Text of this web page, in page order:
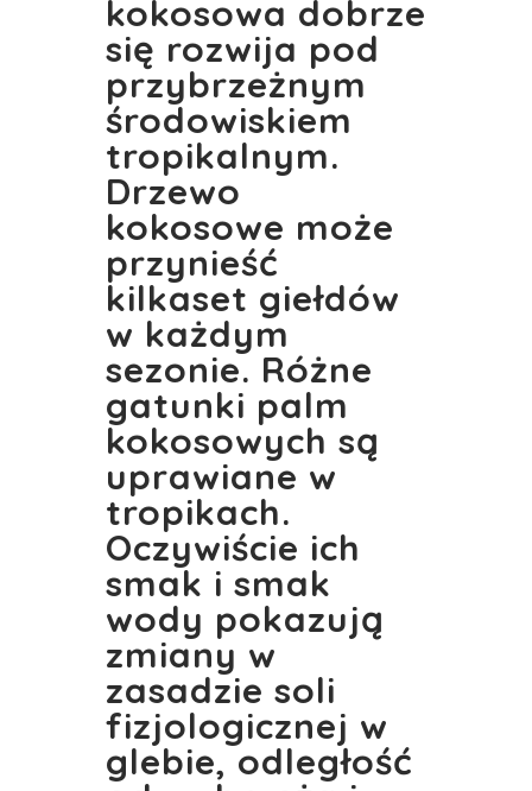
kokosowa dobrze
się rozwija pod
przybrzeżnym
środowiskiem
tropikalnym.
Drzewo
kokosowe może
przynieść
kilkaset giełdów
w każdym
sezonie. Różne
gatunki palm
kokosowych są
uprawiane w
tropikach.
Oczywiście ich
smak i smak
wody pokazują
zmiany w
zasadzie soli
fizjologicznej w
glebie, odległość